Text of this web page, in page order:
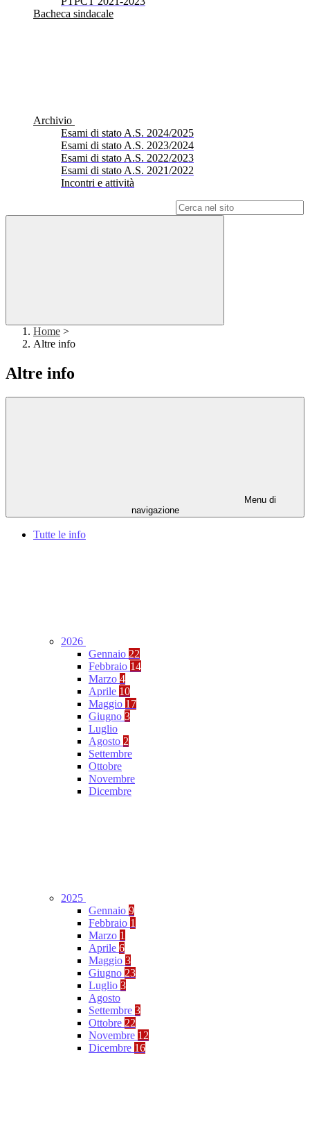
Bacheca sindacale
Archivio
Esami di stato A.S. 2024/2025
Esami di stato A.S. 2023/2024
Esami di stato A.S. 2022/2023
Esami di stato A.S. 2021/2022
Incontri e attività
Home >
Altre info
Altre info
Menu di
navigazione
Tutte le info
2026
Gennaio 22
Febbraio 14
Marzo 4
Aprile 10
Maggio 17
Giugno 3
Luglio
Agosto 2
Settembre
Ottobre
Novembre
Dicembre
2025
Gennaio 9
Febbraio 1
Marzo 1
Aprile 6
Maggio 3
Giugno 23
Luglio 3
Agosto
Settembre 3
Ottobre 22
Novembre 12
Dicembre 16